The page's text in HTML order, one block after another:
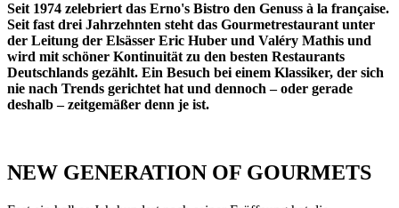
Seit 1974 zelebriert das Erno's Bistro den Genuss à la française.
Seit fast drei Jahrzehnten steht das Gourmetrestaurant unter
der Leitung der Elsässer Eric Huber und Valéry Mathis und
wird mit schöner Kontinuität zu den besten Restaurants
Deutschlands gezählt. Ein Besuch bei einem Klassiker, der sich
nie nach Trends gerichtet hat und dennoch – oder gerade
deshalb – zeitgemäßer denn je ist.
NEW GENERATION OF GOURMETS